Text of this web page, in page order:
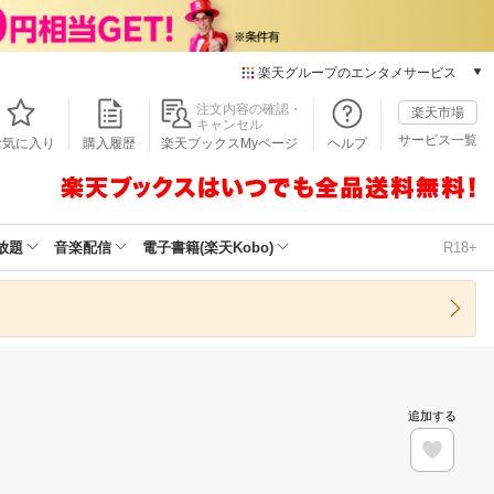
楽天グループのエンタメサービス
本/ゲーム/CD/DVD
楽天ブックス
楽天Kobo
楽天ミュージック
楽天TV
気に入り 購入履歴
注文内容の確認・
キャンセル
楽天ブックスMyページ
ヘルプ
楽天市場
サービス一覧
題 音楽配信 電子書籍(楽天Kobo) R18+
追加する